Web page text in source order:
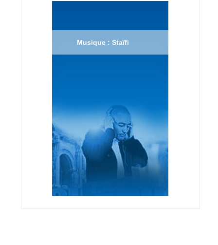
Musique : Staïfi